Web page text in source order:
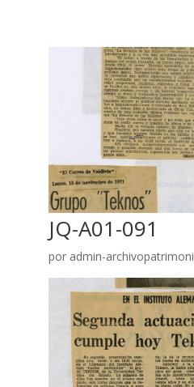
JQ-A01-091
por admin-